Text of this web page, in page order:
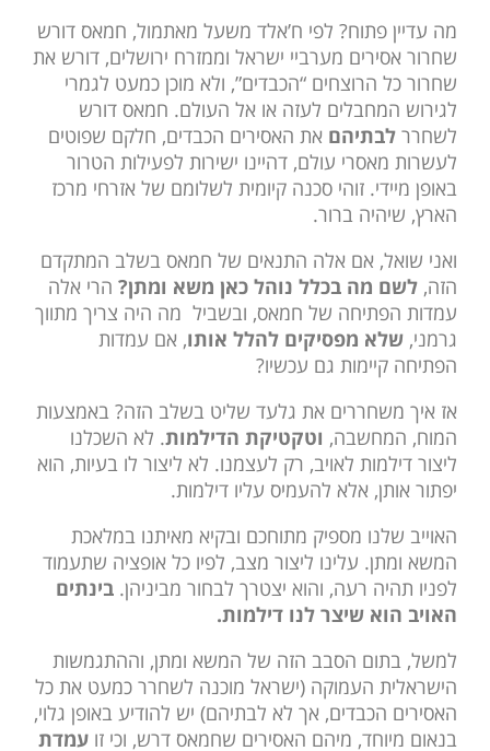
מה עדיין פתוח? לפי ח’אלד משעל מאתמול, חמאס דורש
שחרור אסירים מערביי ישראל וממזרח ירושלים, דורש את
שחרור כל הרוצחים “הכבדים”, ולא מוכן כמעט לגמרי
לגירוש המחבלים לעזה או אל העולם. חמאס דורש
לשחרר לבתיהם את האסירים הכבדים, חלקם שפוטים
לעשרות מאסרי עולם, דהיינו ישירות לפעילות הטרור
באופן מיידי. זוהי סכנה קיומית לשלומם של אזרחי מרכז
הארץ, שיהיה ברור.
ואני שואל, אם אלה התנאים של חמאס בשלב המתקדם
הזה, לשם מה בכלל נוהל כאן משא ומתן? הרי אלה
עמדות הפתיחה של חמאס, ובשביל מה היה צריך מתווך
גרמני, שלא מפסיקים להלל אותו, אם עמדות
הפתיחה קיימות גם עכשיו?
אז איך משחררים את גלעד שליט בשלב הזה? באמצעות
המוח, המחשבה, וטקטיקת הדילמות. לא השכלנו
ליצור דילמות לאויב, רק לעצמנו. לא ליצור לו בעיות, הוא
יפתור אותן, אלא להעמיס עליו דילמות.
האוייב שלנו מספיק מתוחכם ובקיא מאיתנו במלאכת
המשא ומתן. עלינו ליצור מצב, לפיו כל אופציה שתעמוד
לפניו תהיה רעה, והוא יצטרך לבחור מביניהן. בינתים
האויב הוא שיצר לנו דילמות.
למשל, בתום הסבב הזה של המשא ומתן, וההתגמשות
הישראלית העמוקה (ישראל מוכנה לשחרר כמעט את כל
האסירים הכבדים, אך לא לבתיהם) יש להודיע באופן גלוי,
בנאום מיוחד, מיהם האסירים שחמאס דרש, וכי זו עמדת